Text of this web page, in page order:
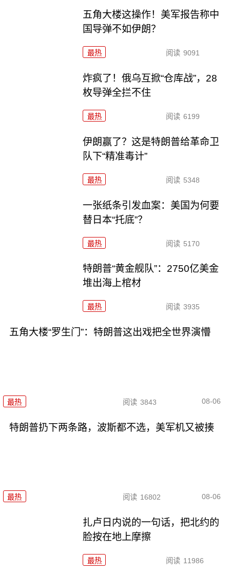
五角大楼这操作！美军报告称中
国导弹不如伊朗？
最热 阅读 9091
炸疯了！俄乌互掀“仓库战”，28
枚导弹全拦不住
最热 阅读 6199
伊朗赢了？这是特朗普给革命卫
队下“精准毒计”
最热 阅读 5348
一张纸条引发血案：美国为何要
替日本“托底”？
最热 阅读 5170
特朗普“黄金舰队”：2750亿美金
堆出海上棺材
最热 阅读 3935
五角大楼“罗生门”：特朗普这出戏把全世界演懵
最热 阅读 3843 08-06
特朗普扔下两条路，波斯都不选，美军机又被揍
最热 阅读 16802 08-06
扎卢日内说的一句话，把北约的
脸按在地上摩擦
最热 阅读 11986